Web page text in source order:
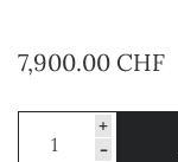
7,900.00 CHF
+
-